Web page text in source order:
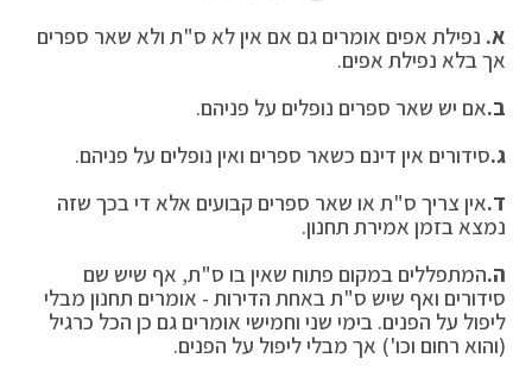
א. נפילת אפים אומרים גם אם אין לא ס"ת ולא שאר ספרים
אך בלא נפילת אפים.
ב.אם יש שאר ספרים נופלים על פניהם.
ג.סידורים אין דינם כשאר ספרים ואין נופלים על פניהם.
ד.אין צריך ס"ת או שאר ספרים קבועים אלא די בכך שזה
נמצא בזמן אמירת תחנון.
ה.המתפללים במקום פתוח שאין בו ס"ת, אף שיש שם
סידורים ואף שיש ס"ת באחת הדירות - אומרים תחנון מבלי
ליפול על הפנים. בימי שני וחמישי אומרים גם כן הכל כרגיל
(והוא רחום וכו') אך מבלי ליפול על הפנים.